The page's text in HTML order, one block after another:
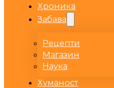
Хроника
Забава
Рецепти
Магазин
Наука
Хуманост